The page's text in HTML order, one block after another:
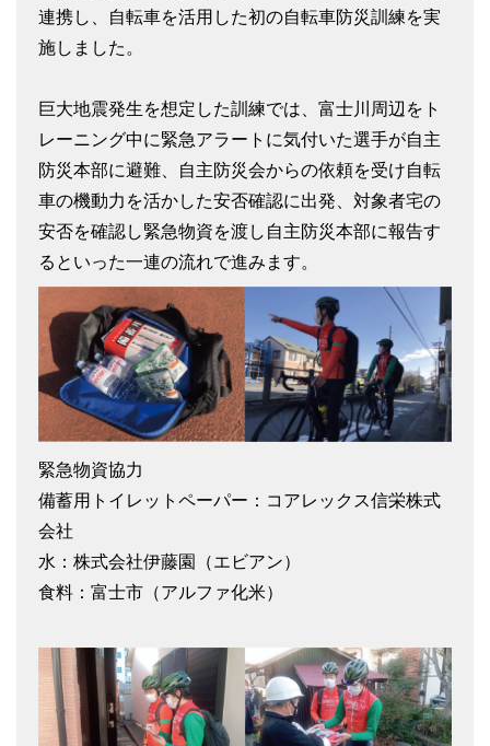
連携し、自転車を活用した初の自転車防災訓練を実
施しました。
巨大地震発生を想定した訓練では、富士川周辺をト
レーニング中に緊急アラートに気付いた選手が自主
防災本部に避難、自主防災会からの依頼を受け自転
車の機動力を活かした安否確認に出発、対象者宅の
安否を確認し緊急物資を渡し自主防災本部に報告す
るといった一連の流れで進みます。
緊急物資協力
備蓄用トイレットペーパー：コアレックス信栄株式
会社
水：株式会社伊藤園（エビアン）
食料：富士市（アルファ化米）